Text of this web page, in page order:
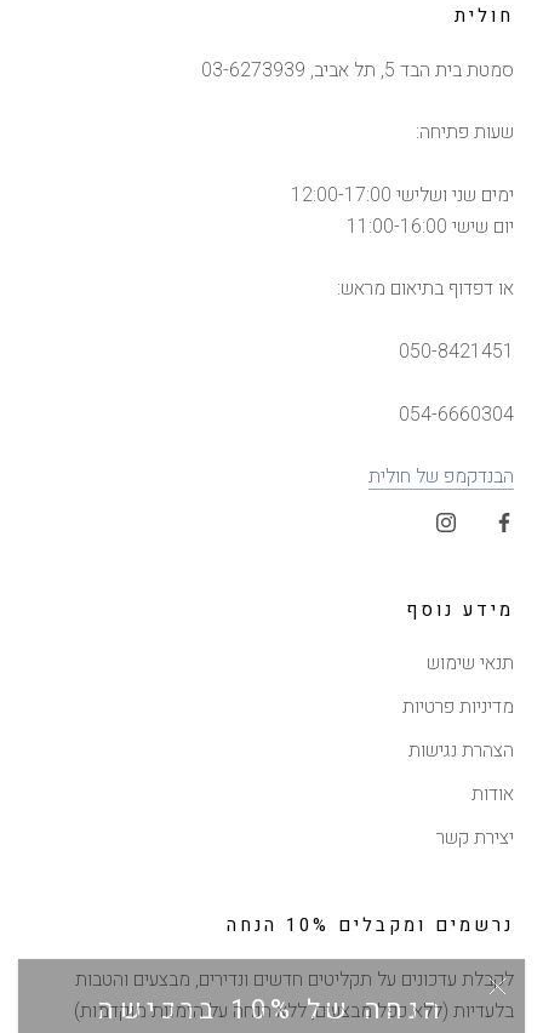
הנחה של 10% ברכישה
חולית
סמטת בית הבד 5, תל אביב, 03-6273939
שעות פתיחה:
ימים שני ושלישי 12:00-17:00
יום שישי 11:00-16:00
או דפדוף בתיאום מראש:
050-8421451
054-6660304
הבנדקמפ של חולית
מידע נוסף
תנאי שימוש
מדיניות פרטיות
הצהרת נגישות
אודות
יצירת קשר
נרשמים ומקבלים 10% הנחה
לקבלת עדכונים על תקליטים חדשים ונדירים, מבצעים והטבות
בלעדיות (ללא כפל מבצעים, ללא הנחה על הזמנות מוקדמות)